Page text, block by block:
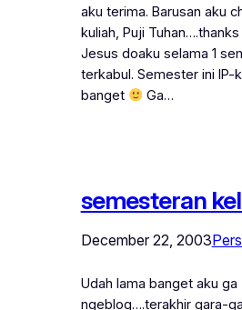
aku terima. Barusan aku
kuliah, Puji
Jesus doaku selama 1
terkabul. Semester ini IP-
banget
Ga…
semesteran
December 22, 2003
Udah lama banget aku ga
ngeblog….terakhir gara-